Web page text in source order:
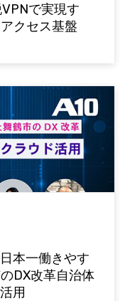
で実現す
クセス基盤
本一働きやす
DX改革自治体
用